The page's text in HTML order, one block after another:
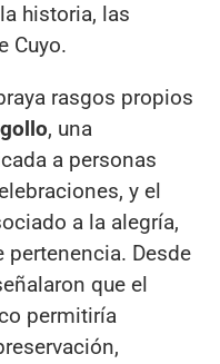
historia, las
Cuyo.
rasgos propios
, una
a personas
y el
a la alegría,
Desde
que el
permitiría